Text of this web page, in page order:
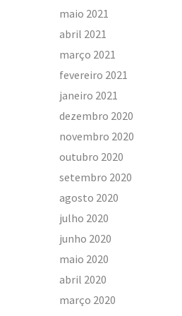
maio 2021
abril 2021
março 2021
fevereiro 2021
janeiro 2021
dezembro 2020
novembro 2020
outubro 2020
setembro 2020
agosto 2020
julho 2020
junho 2020
maio 2020
abril 2020
março 2020